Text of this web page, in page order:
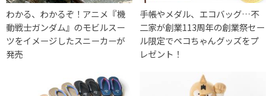
わかる、わかるぞ！アニメ『機
動戦士ガンダム』のモビルスー
ツをイメージしたスニーカーが
発売
手帳やメダル、エコバッグ…不
二家が創業113周年の創業祭セー
ル限定でペコちゃんグッズをプ
レゼント！